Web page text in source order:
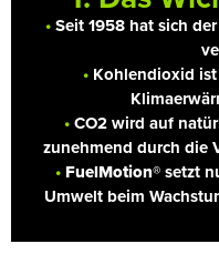
•Seit 1958 hat sich
• Kohlendioxid
•CO2 wird auf
zunehmend durch die
•FuelMotion®setzt
Umwelt beim